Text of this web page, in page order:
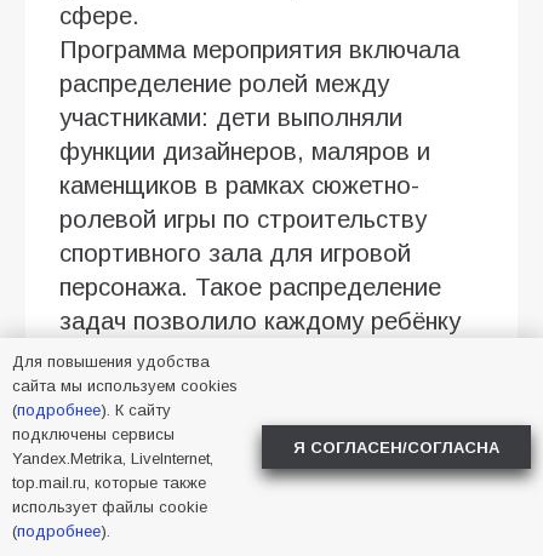
сфере.
Программа мероприятия включала
распределение ролей между
участниками: дети выполняли
функции дизайнеров, маляров и
каменщиков в рамках сюжетно-
ролевой игры по строительству
спортивного зала для игровой
персонажа. Такое распределение
задач позволило каждому ребёнку
проявить себя в командной
деятельности.
Основную часть праздника
составили спортивные эстафеты с
элементами имитации строительных
работ: перенос условных
Для повышения удобства
сайта мы используем cookies
(подробнее). К сайту
подключены сервисы
Yandex.Metrika, LiveInternet,
top.mail.ru, которые также
использует файлы cookie
(подробнее).
Я СОГЛАСЕН/СОГЛАСНА